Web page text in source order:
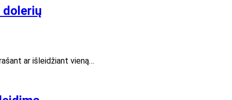
ar išleidžiant vieną…